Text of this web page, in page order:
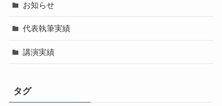
お知らせ
代表執筆実績
講演実績
タグ